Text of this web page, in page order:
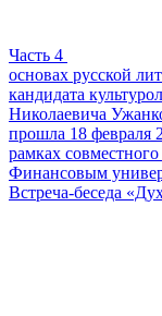
Часть 4
основах русской
кандидата
Николаевича
прошла 18 февраля
рамках
Финансовым
Встреча-беседа